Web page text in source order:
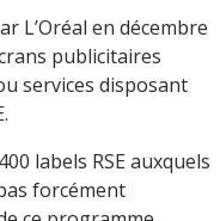
L’Oréal en décembre
publicitaires
services disposant
labels RSE auxquels
forcément